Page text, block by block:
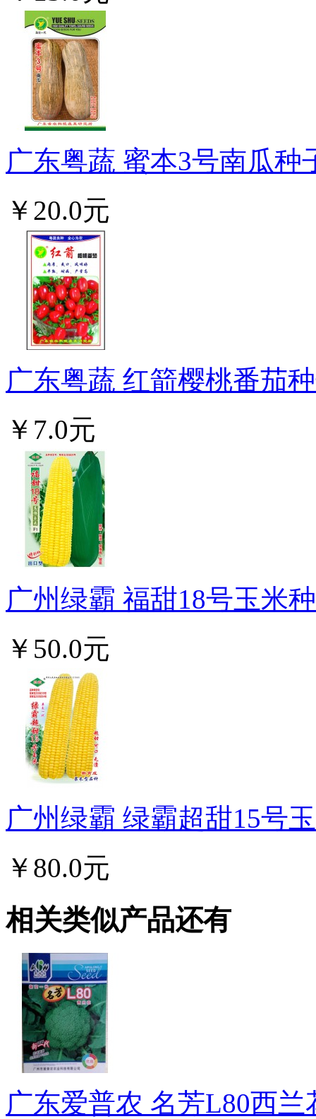
广东粤蔬 蜜本3号南瓜种
￥20.0元
广东粤蔬 红箭樱桃番茄
￥7.0元
广州绿霸 福甜18号玉米
￥50.0元
广州绿霸 绿霸超甜15号
￥80.0元
相关类似产品还有
广东爱普农 名芳L80西